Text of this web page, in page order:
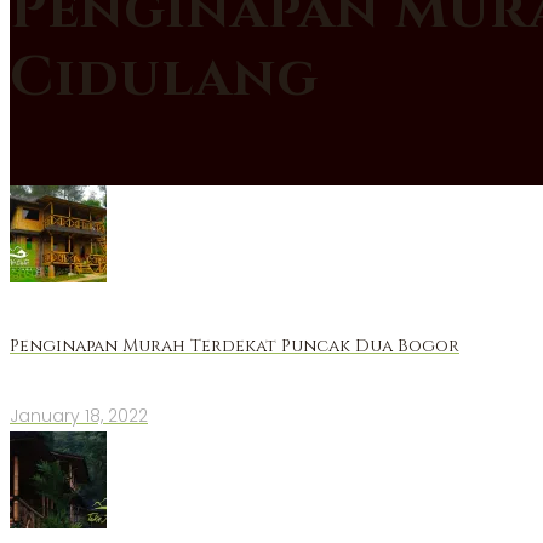
Cidulang
Penginapan Murah Terdekat Puncak Dua Bogor
January 18, 2022